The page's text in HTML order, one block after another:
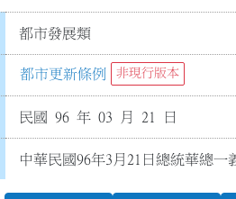
都市發展類
都市更新條例 非現行版本
民國 96 年 03 月 21 日
中華民國96年3月21日總統華總一